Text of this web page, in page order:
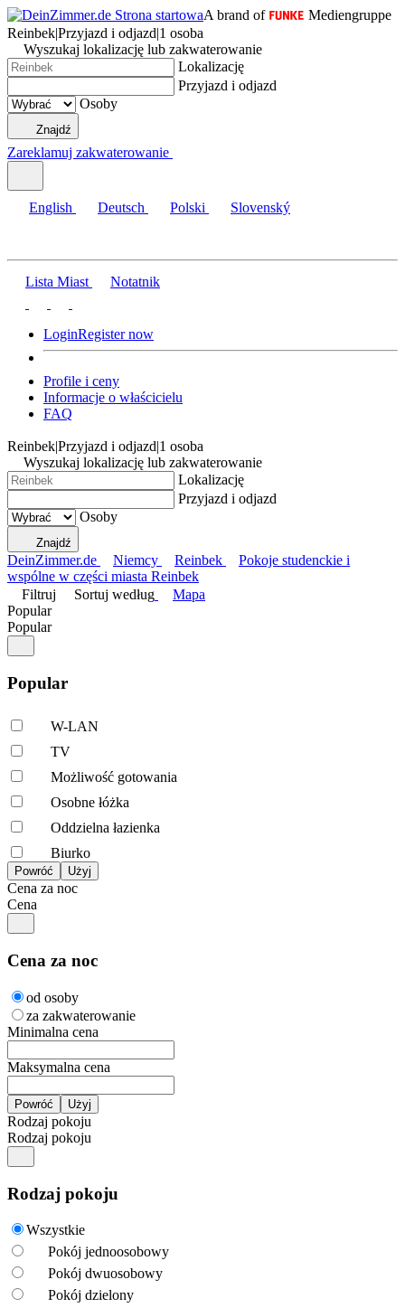
A brand of
Mediengruppe
Reinbek|Przyjazd i odjazd|1 osoba
Wyszukaj lokalizację lub zakwaterowanie
Lokalizację
Przyjazd i odjazd
Osoby
Znajdź
Zareklamuj zakwaterowanie
English Deutsch Polski Slovenský
Lista Miast Notatnik
LoginRegister now
Profile i ceny
Informacje o właścicielu
FAQ
Reinbek|Przyjazd i odjazd|1 osoba
Wyszukaj lokalizację lub zakwaterowanie
Lokalizację
Przyjazd i odjazd
Osoby
Znajdź
DeinZimmer.de Niemcy Reinbek
Pokoje studenckie i
wspólne w części miasta Reinbek
Filtruj
Sortuj według
Mapa
Popular
Popular
Popular
W-LAN
TV
Możliwość gotowania
Osobne łóżka
Oddzielna łazienka
Biurko
Cena za noc
Cena
Cena za noc
od osoby
za zakwaterowanie
Minimalna cena
Maksymalna cena
Rodzaj pokoju
Rodzaj pokoju
Rodzaj pokoju
Wszystkie
Pokój jednoosobowy
Pokój dwuosobowy
Pokój dzielony